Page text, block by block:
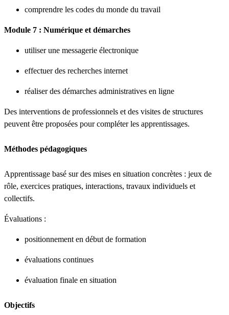
comprendre les codes du monde du travail
Module 7 : Numérique et démarches
utiliser une messagerie électronique
effectuer des recherches internet
réaliser des démarches administratives en ligne
Des interventions de professionnels et des visites de structures
peuvent être proposées pour compléter les apprentissages.
Méthodes pédagogiques
Apprentissage basé sur des mises en situation concrètes : jeux de
rôle, exercices pratiques, interactions, travaux individuels et
collectifs.
Évaluations :
positionnement en début de formation
évaluations continues
évaluation finale en situation
Objectifs